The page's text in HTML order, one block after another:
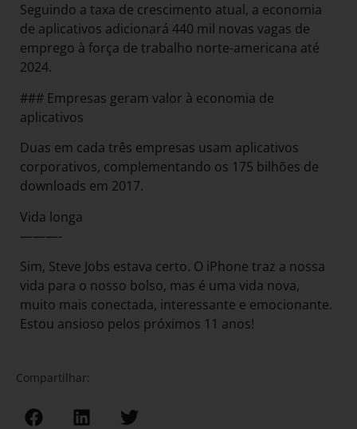
Seguindo a taxa de crescimento atual, a economia
de aplicativos adicionará 440 mil novas vagas de
emprego à força de trabalho norte-americana até
2024.
### Empresas geram valor à economia de
aplicativos
Duas em cada três empresas usam aplicativos
corporativos, complementando os 175 bilhões de
downloads em 2017.
Vida longa
———-
Sim, Steve Jobs estava certo. O iPhone traz a nossa
vida para o nosso bolso, mas é uma vida nova,
muito mais conectada, interessante e emocionante.
Estou ansioso pelos próximos 11 anos!
Compartilhar: